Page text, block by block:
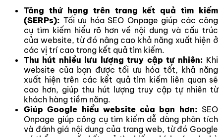
Tăng thứ hạng trên trang kết quả tìm kiếm
(SERPs): Tối ưu hóa SEO Onpage giúp các công
cụ tìm kiếm hiểu rõ hơn về nội dung và cấu trúc
của website, từ đó nâng cao khả năng xuất hiện ở
các vị trí cao trong kết quả tìm kiếm.
Thu hút nhiều lưu lượng truy cập tự nhiên: Khi
website của bạn được tối ưu hóa tốt, khả năng
xuất hiện trên các kết quả tìm kiếm liên quan sẽ
cao hơn, giúp thu hút lượng truy cập tự nhiên từ
khách hàng tiềm năng.
Giúp Google hiểu website của bạn hơn: SEO
Onpage giúp công cụ tìm kiếm dễ dàng phân tích
và đánh giá nội dung của trang web, từ đó Google